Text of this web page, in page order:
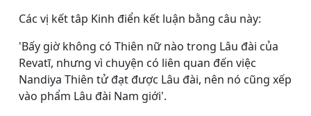
Các vị kết tâp Kinh điển kết luận bằng câu này:
'Bấy giờ không có Thiên nữ nào trong Lâu đài của
Revatī, nhưng vì chuyện có liên quan đến việc
Nandiya Thiên tử đạt được Lâu đài, nên nó cũng xếp
vào phẩm Lâu đài Nam giới'.